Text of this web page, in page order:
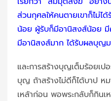
ส่วนกุศลให้คนตายเขาก็ไม่
น้อย ผู้รับก็มีอานิสงส์น้อย
มีอานิสงส์มาก ได้รับผลบุญ
และการสร้างบุญเต็มร้อยเ
บุญ ถ้าสร้างไม่ดีก็ได้บาป ห
เหล้าก่อน พอพระกลับก็กินเ